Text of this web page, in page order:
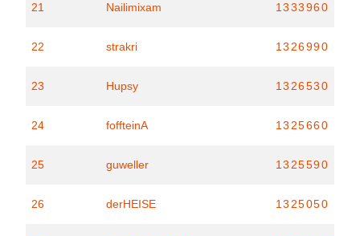
21 Nailimixam 1333960
22 strakri 1326990
23 Hupsy 1326530
24 foffteinA 1325660
25 guweller 1325590
26 derHEISE 1325050